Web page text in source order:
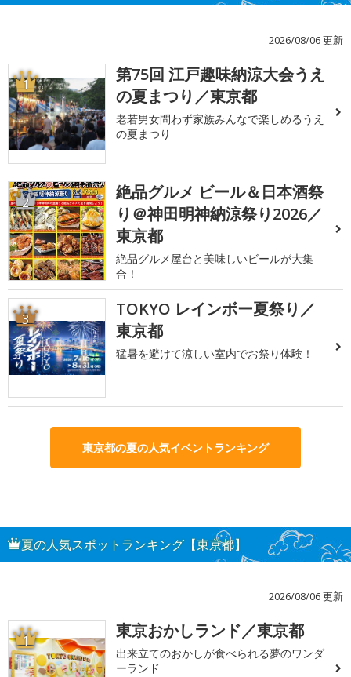
2026/08/06 更新
1
第75回 江戸趣味納涼大会うえ
の夏まつり／東京都
老若男女問わず家族みんなで楽しめるうえ
の夏まつり
2
絶品グルメ ビール＆日本酒祭
り＠神田明神納涼祭り2026／
東京都
絶品グルメ屋台と美味しいビールが大集
合！
3
TOKYO レインボー夏祭り／
東京都
猛暑を避けて涼しい室内でお祭り体験！
東京都の夏の人気イベントランキング
夏の人気スポットランキング【東京都】
2026/08/06 更新
1 東京おかしランド／東京都
出来立てのおかしが食べられる夢のワンダ
ーランド